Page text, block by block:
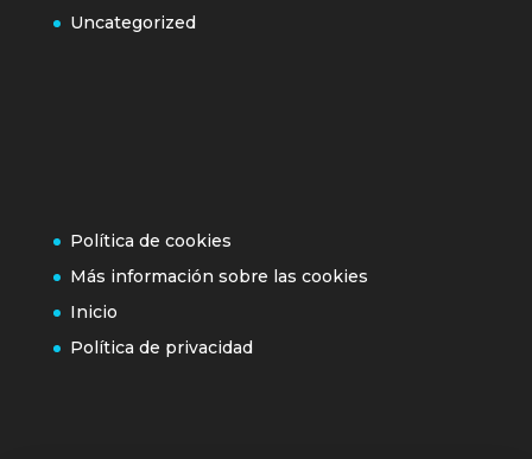
Uncategorized
Política de cookies
Más información sobre las cookies
Inicio
Política de privacidad